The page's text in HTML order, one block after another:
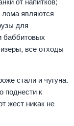
являются
для
баббитовых
все отходы
стали и чугуна.
поднести к
жест никак не